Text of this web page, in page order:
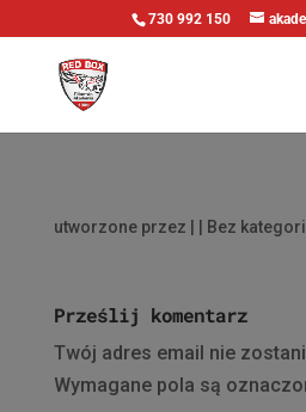
730 992 150
utworzone przez | Bez
Prześlij komentarz
Twój adres email nie
Wymagane pola są